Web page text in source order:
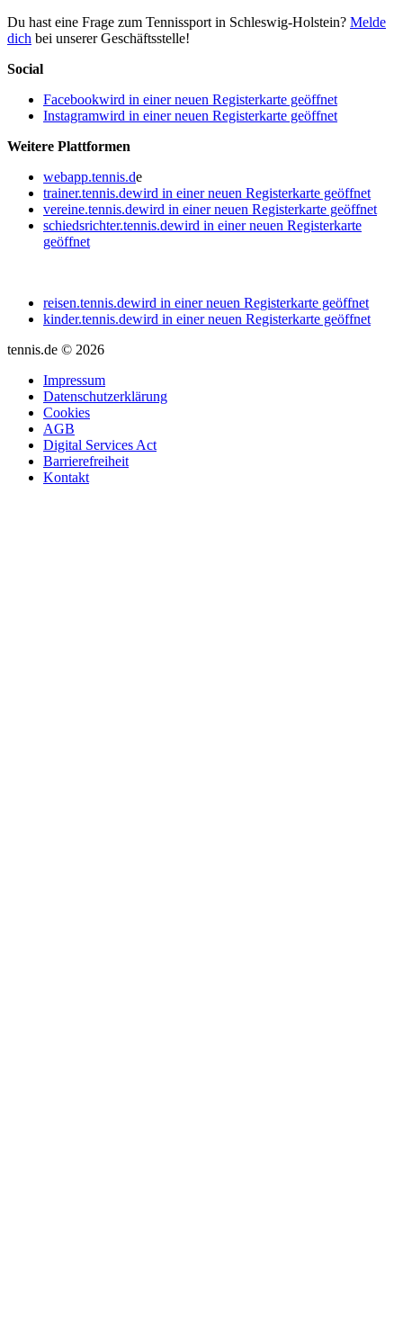
Du hast eine Frage zum Tennissport in Schleswig-Holstein? Melde
dich bei unserer Geschäftsstelle!
Social
Facebookwird in einer neuen Registerkarte geöffnet
Instagramwird in einer neuen Registerkarte geöffnet
Weitere Plattformen
webapp.tennis.de
trainer.tennis.dewird in einer neuen Registerkarte geöffnet
vereine.tennis.dewird in einer neuen Registerkarte geöffnet
schiedsrichter.tennis.dewird in einer neuen Registerkarte
geöffnet
reisen.tennis.dewird in einer neuen Registerkarte geöffnet
kinder.tennis.dewird in einer neuen Registerkarte geöffnet
tennis.de © 2026
Impressum
Datenschutzerklärung
Cookies
AGB
Digital Services Act
Barrierefreiheit
Kontakt